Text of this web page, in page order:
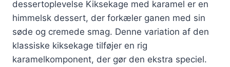
dessertoplevelse Kiksekage med karamel er en
himmelsk dessert, der forkæler ganen med sin
søde og cremede smag. Denne variation af den
klassiske kiksekage tilføjer en rig
karamelkomponent, der gør den ekstra speciel.